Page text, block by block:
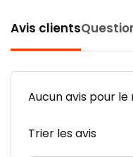
Avis clients
Aucun avis pour
Trier les avis